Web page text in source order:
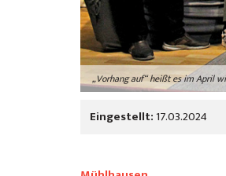
„Vorhang auf“ heißt es im April
Eingestellt:17.03.2024